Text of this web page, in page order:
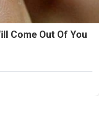
Come Out Of You